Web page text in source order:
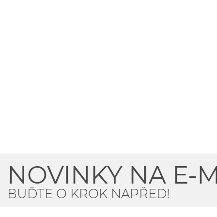
NOVINKY NA E-
BUĎTE O KROK NAPŘED!